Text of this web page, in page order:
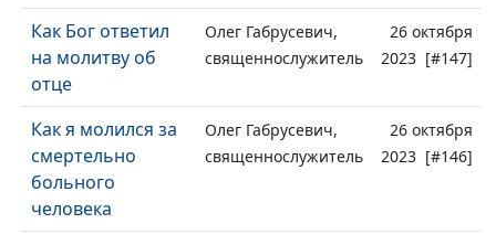
Как Бог ответил
на молитву об
отце
Олег Габрусевич,
священнослужитель
26 октября
2023 [#147]
Как я молился за
смертельно
больного
человека
Олег Габрусевич,
священнослужитель
26 октября
2023 [#146]